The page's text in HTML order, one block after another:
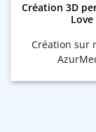
Création 3D
Création sur